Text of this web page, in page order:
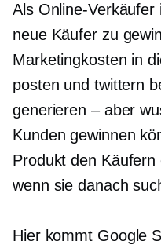
Als Online-
neue Käufer zu
Marketingkosten in
posten und twittern
generieren – aber
Kunden gewinnen
Produkt den
wenn sie danach
Hier kommt Google